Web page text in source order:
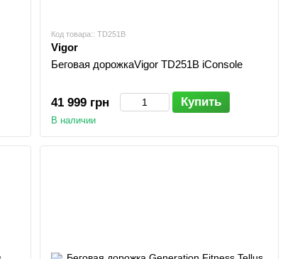
Код товара:: TD251B
Vigor
Беговая дорожкаVigor TD251B iConsole
41 999 грн Купить
В наличии